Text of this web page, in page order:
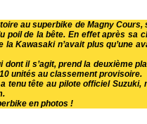
au superbike de Magny Cours,
poil de la bête. En effet après sa
la Kawasaki n’avait plus qu’une
dont il s’agit, prend la deuxième
unités au classement provisoire.
tenu tête au pilote officiel Suzuki,
en photos !